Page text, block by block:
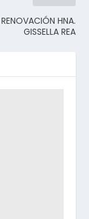
RENOVACIÓN HNA.
GISSELLA REA